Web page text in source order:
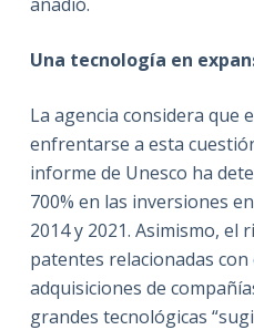
Una tecnología en
La agencia considera que
enfrentarse a esta
informe de Unesco ha
700% en las inversiones
2014 y 2021. Asimismo, el
patentes relacionadas
adquisiciones de
grandes tecnológicas